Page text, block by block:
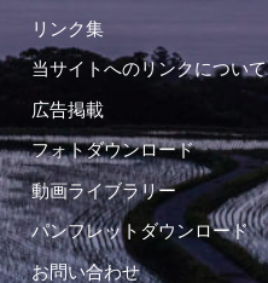
リンク集
当サイトへのリンクについて
広告掲載
フォトダウンロード
動画ライブラリー
パンフレットダウンロード
お問い合わせ